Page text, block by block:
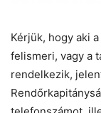
Kérjük, hogy aki
felismeri, vagy a
rendelkezik,